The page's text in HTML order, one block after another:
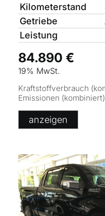
Kilometerstand
Getriebe
Leistung
84.890 €
19% MwSt.
Kraftstoffverbrauch
Emissionen
anzeigen